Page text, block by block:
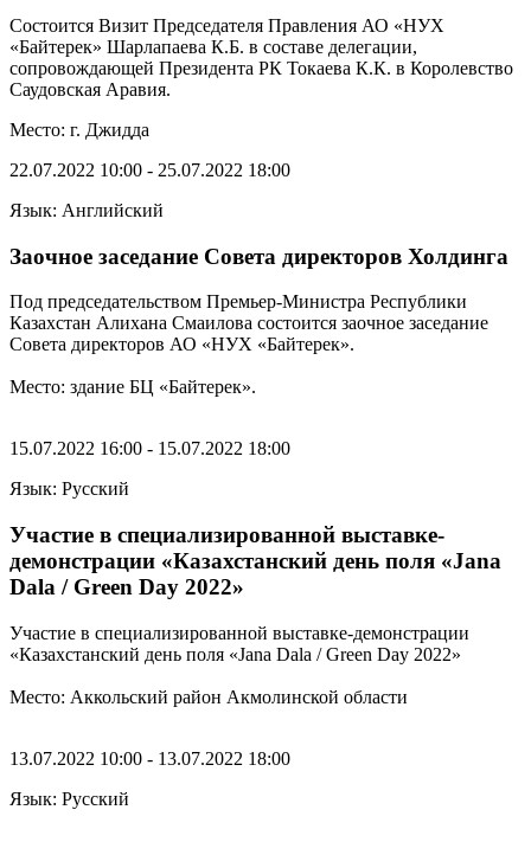
Состоится Визит Председателя Правления АО «НУХ
«Байтерек» Шарлапаева К.Б. в составе делегации,
сопровождающей Президента РК Токаева К.К. в Королевство
Саудовская Аравия.
Место: г. Джидда
22.07.2022 10:00 - 25.07.2022 18:00
Язык: Английский
Заочное заседание Совета директоров Холдинга
Под председательством Премьер-Министра Республики
Казахстан Алихана Смаилова состоится заочное заседание
Совета директоров АО «НУХ «Байтерек».
Место: здание БЦ «Байтерек».
15.07.2022 16:00 - 15.07.2022 18:00
Язык: Русский
Участие в специализированной выставке-
демонстрации «Казахстанский день поля «Jana
Dala / Green Day 2022»
Участие в специализированной выставке-демонстрации
«Казахстанский день поля «Jana Dala / Green Day 2022»
Место: Аккольский район Акмолинской области
13.07.2022 10:00 - 13.07.2022 18:00
Язык: Русский